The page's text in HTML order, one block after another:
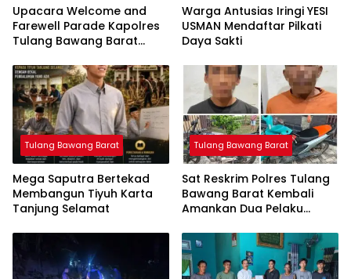
Upacara Welcome and
Farewell Parade Kapolres
Tulang Bawang Barat
Warga Antusias Iringi YESI
USMAN Mendaftar Pilkati
Daya Sakti
Tulang Bawang Barat
Mega Saputra Bertekad
Membangun Tiyuh Karta
Tanjung Selamat
Tulang Bawang Barat
Sat Reskrim Polres Tulang
Bawang Barat Kembali
Amankan Dua Pelaku
Tulang Bawang Tengah